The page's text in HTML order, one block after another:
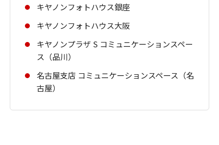
キヤノンフォトハウス銀座
キヤノンフォトハウス大阪
キヤノンプラザ S コミュニケーションスペー
ス（品川）
名古屋支店 コミュニケーションスペース（名
古屋）